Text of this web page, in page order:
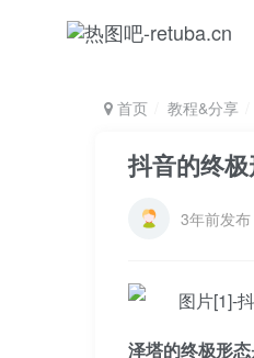
首页 教程&分享
抖音的终
3年前发布
泽塔的终极形